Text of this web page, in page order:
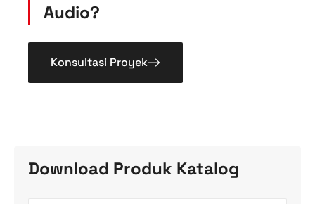
Audio?
Konsultasi Proyek
Download Produk Katalog